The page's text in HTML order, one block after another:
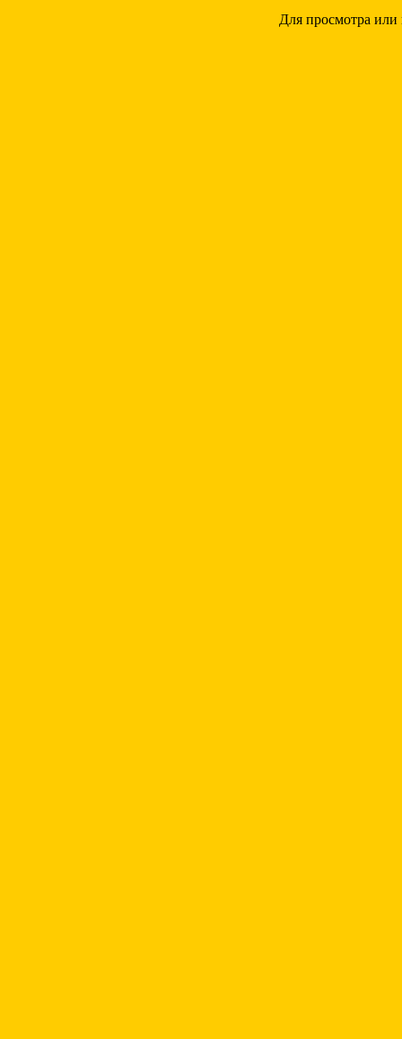
Для просмотра